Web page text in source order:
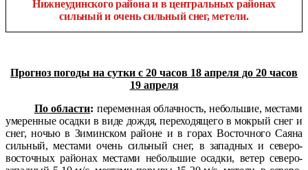
Нижнеудинского района и в центральных районах
сильный и очень сильный снег, метели.
Прогноз погоды на сутки с 20 часов 18 апреля до 20 часов
19 апреля
По области: переменная облачность, небольшие, местами
умеренные осадки в виде дождя, переходящего в мокрый снег и
снег, ночью в Зиминском районе и в горах Восточного Саяна
сильный, местами очень сильный снег, в западных и северо-
восточных районах местами небольшие осадки, ветер северо-